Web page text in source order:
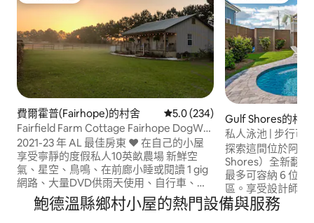
費爾霍普(Fairhope)的村舍 從 234 則評價中獲得 5.0 的平均
5.0 (234)
Fairfield Farm Cottage Fairhope DogWel
EV 1GIGWifi
2021-23 年 AL 最佳房東 ❤️ 在自己的小屋
享受寧靜的度假私人10英畝農場 新鮮空
氣、星空、鳥鳴、在前廊小睡或閱讀 1 gig
網路、大量DVD供雨天使用、自行車、皮
艇、海灘裝備供房客使用*無需額外費用 帶
上額外的家人或朋友，我們在房源內有3輛
Gulf Shores的村舍
私人泳池 | 步行可
探索這間位於阿
Shores）全新翻修
最多可容納 6 位房
區。享受設計師設
池和行李升降機。
朋友入住，步行
鮑德溫縣鄉村小屋的熱門設備與服務